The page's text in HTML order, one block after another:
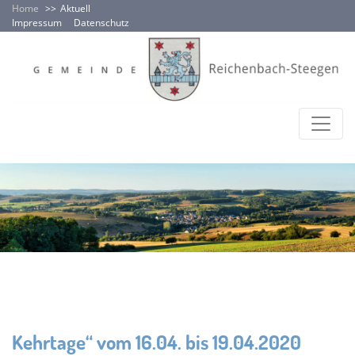
Home
Aktuell
Impressum
Datenschutz
Kehrtage“ vom 16.04. bis 19.04.2020